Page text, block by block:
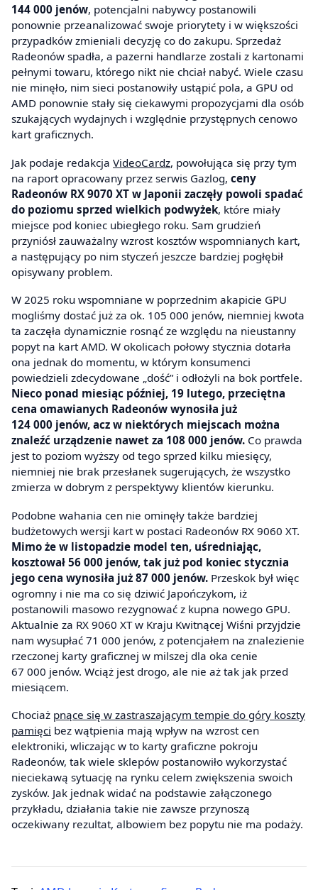
144 000 jenów, potencjalni nabywcy postanowili
ponownie przeanalizować swoje priorytety i w większości
przypadków zmieniali decyzję co do zakupu. Sprzedaż
Radeonów spadła, a pazerni handlarze zostali z kartonami
pełnymi towaru, którego nikt nie chciał nabyć. Wiele czasu
nie minęło, nim sieci postanowiły ustąpić pola, a GPU od
AMD ponownie stały się ciekawymi propozycjami dla osób
szukających wydajnych i względnie przystępnych cenowo
kart graficznych.
Jak podaje redakcja VideoCardz, powołująca się przy tym
na raport opracowany przez serwis Gazlog, ceny
Radeonów RX 9070 XT w Japonii zaczęły powoli spadać
do poziomu sprzed wielkich podwyżek, które miały
miejsce pod koniec ubiegłego roku. Sam grudzień
przyniósł zauważalny wzrost kosztów wspomnianych kart,
a następujący po nim styczeń jeszcze bardziej pogłębił
opisywany problem.
W 2025 roku wspomniane w poprzednim akapicie GPU
mogliśmy dostać już za ok. 105 000 jenów, niemniej kwota
ta zaczęła dynamicznie rosnąć ze względu na nieustanny
popyt na kart AMD. W okolicach połowy stycznia dotarła
ona jednak do momentu, w którym konsumenci
powiedzieli zdecydowane „dość” i odłożyli na bok portfele.
Nieco ponad miesiąc później, 19 lutego, przeciętna
cena omawianych Radeonów wynosiła już
124 000 jenów, acz w niektórych miejscach można
znaleźć urządzenie nawet za 108 000 jenów. Co prawda
jest to poziom wyższy od tego sprzed kilku miesięcy,
niemniej nie brak przesłanek sugerujących, że wszystko
zmierza w dobrym z perspektywy klientów kierunku.
Podobne wahania cen nie ominęły także bardziej
budżetowych wersji kart w postaci Radeonów RX 9060 XT.
Mimo że w listopadzie model ten, uśredniając,
kosztował 56 000 jenów, tak już pod koniec stycznia
jego cena wynosiła już 87 000 jenów. Przeskok był więc
ogromny i nie ma co się dziwić Japończykom, iż
postanowili masowo rezygnować z kupna nowego GPU.
Aktualnie za RX 9060 XT w Kraju Kwitnącej Wiśni przyjdzie
nam wysupłać 71 000 jenów, z potencjałem na znalezienie
rzeczonej karty graficznej w milszej dla oka cenie
67 000 jenów. Wciąż jest drogo, ale nie aż tak jak przed
miesiącem.
Chociaż pnące się w zastraszającym tempie do góry koszty
pamięci bez wątpienia mają wpływ na wzrost cen
elektroniki, wliczając w to karty graficzne pokroju
Radeonów, tak wiele sklepów postanowiło wykorzystać
nieciekawą sytuację na rynku celem zwiększenia swoich
zysków. Jak jednak widać na podstawie załączonego
przykładu, działania takie nie zawsze przynoszą
oczekiwany rezultat, albowiem bez popytu nie ma podaży.